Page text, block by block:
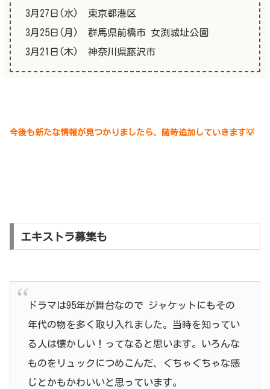
3月27日(水) 東京都港区
3月25日(月) 群馬県前橋市 女渕城址公園
3月21日(木) 神奈川県藤沢市
今後も新たな情報が見つかりましたら、随時追加していきます💡
エキストラ募集も
ドラマは95年が舞台なので ジャケットにもその
年代の物を多く取り入れました。当時を知ってい
る人は懐かしい！ってなると思います。いろんな
ものをリュックにつめこんだ、ぐちゃぐちゃな感
じとかもかわいいと思っています。